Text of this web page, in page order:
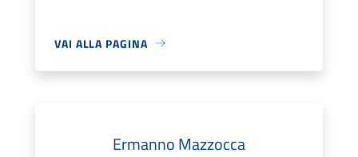
VAI ALLA PAGINA
Ermanno Mazzocca